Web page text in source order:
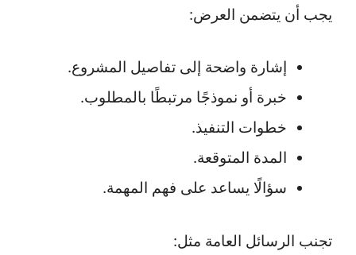
يجب أن يتضمن العرض:
إشارة واضحة إلى تفاصيل المشروع.
خبرة أو نموذجًا مرتبطًا بالمطلوب.
خطوات التنفيذ.
المدة المتوقعة.
سؤالًا يساعد على فهم المهمة.
تجنب الرسائل العامة مثل: